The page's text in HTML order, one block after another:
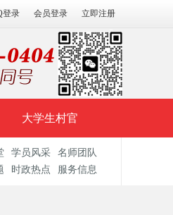
登录 会员登录 立即注册
大学生村官
题 模拟试题
学员风采
名师团队
时政热点 服务信息